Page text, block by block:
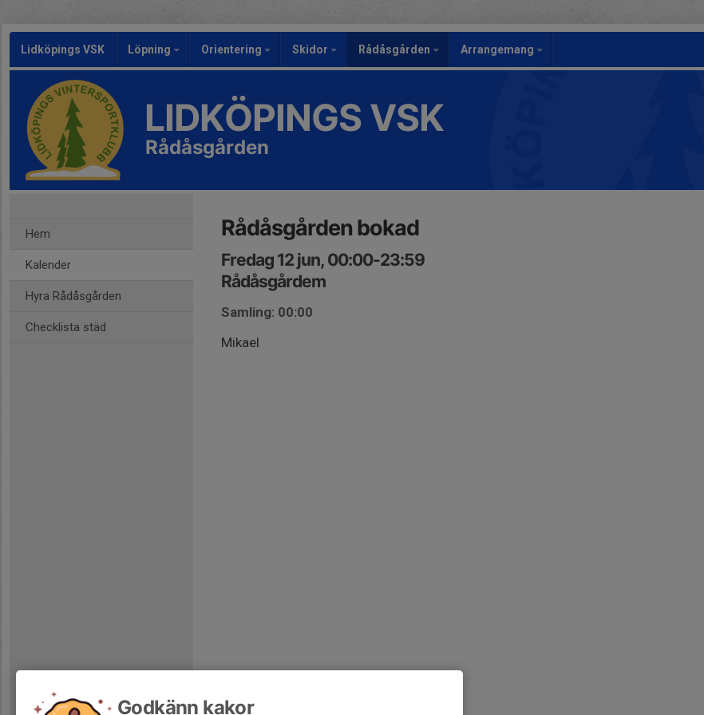
Lidköpings VSK Löpning Orientering Skidor Rådåsgården Arrangemang
LIDKÖPINGS VSK
Rådåsgården
Hem
Kalender
Hyra Rådåsgården
Checklista städ
Rådåsgården bokad
Fredag 12 jun, 00:00-23:59
Rådåsgårdem
Samling: 00:00
Mikael
Godkänn kakor